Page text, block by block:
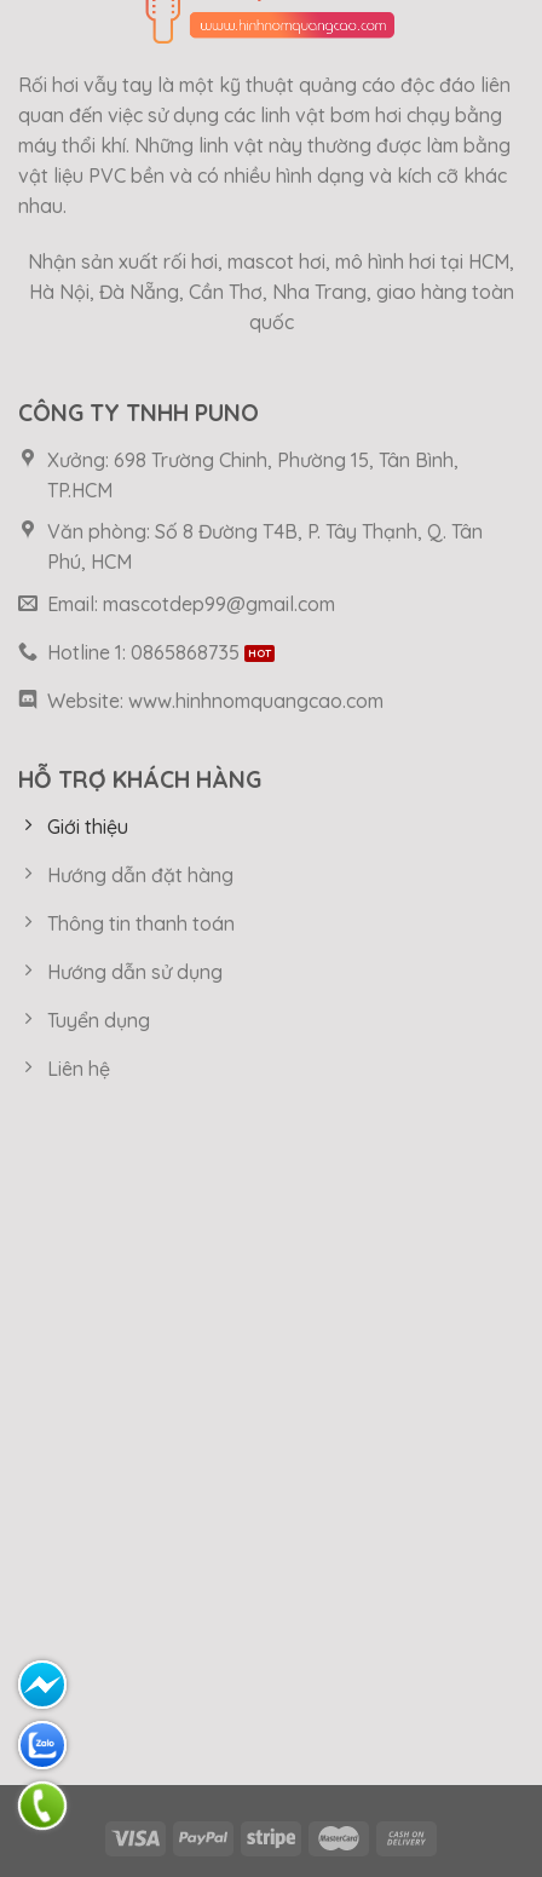
Rối hơi vẫy tay là một kỹ thuật quảng cáo độc đáo liên
quan đến việc sử dụng các linh vật bơm hơi chạy bằng
máy thổi khí. Những linh vật này thường được làm bằng
vật liệu PVC bền và có nhiều hình dạng và kích cỡ khác
nhau.
Nhận sản xuất rối hơi, mascot hơi, mô hình hơi tại HCM,
Hà Nội, Đà Nẵng, Cần Thơ, Nha Trang, giao hàng toàn
quốc
CÔNG TY TNHH PUNO
Xưởng: 698 Trường Chinh, Phường 15, Tân Bình,
TP.HCM
Văn phòng: Số 8 Đường T4B, P. Tây Thạnh, Q. Tân
Phú, HCM
Email: mascotdep99@gmail.com
Hotline 1: 0865868735
Website: www.hinhnomquangcao.com
HỖ TRỢ KHÁCH HÀNG
Giới thiệu
Hướng dẫn đặt hàng
Thông tin thanh toán
Hướng dẫn sử dụng
Tuyển dụng
Liên hệ